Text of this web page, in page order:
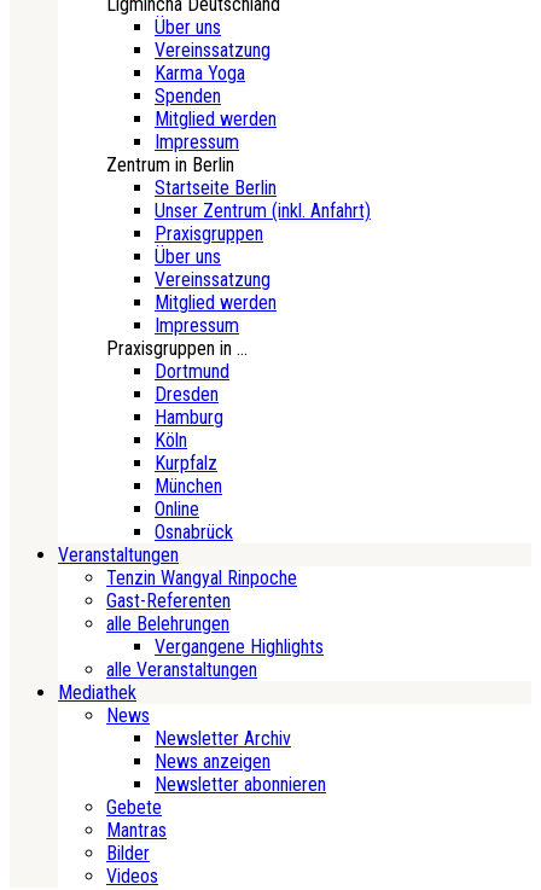
Ligmincha Deutschland
Über uns
Vereinssatzung
Karma Yoga
Spenden
Mitglied werden
Impressum
Zentrum in Berlin
Startseite Berlin
Unser Zentrum (inkl. Anfahrt)
Praxisgruppen
Über uns
Vereinssatzung
Mitglied werden
Impressum
Praxisgruppen in ...
Dortmund
Dresden
Hamburg
Köln
Kurpfalz
München
Online
Osnabrück
Veranstaltungen
Tenzin Wangyal Rinpoche
Gast-Referenten
alle Belehrungen
Vergangene Highlights
alle Veranstaltungen
Mediathek
News
Newsletter Archiv
News anzeigen
Newsletter abonnieren
Gebete
Mantras
Bilder
Videos